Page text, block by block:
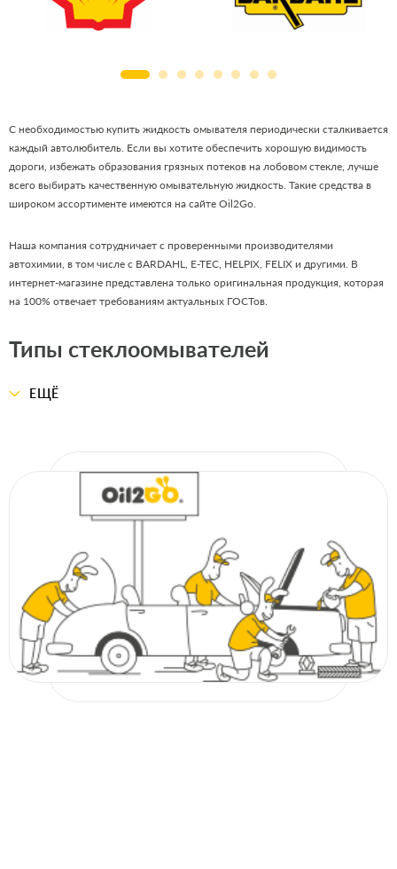
С необходимостью купить жидкость омывателя периодически сталкивается
каждый автолюбитель. Если вы хотите обеспечить хорошую видимость
дороги, избежать образования грязных потеков на лобовом стекле, лучше
всего выбирать качественную омывательную жидкость. Такие средства в
широком ассортименте имеются на сайте Oil2Go.
Наша компания сотрудничает с проверенными производителями
автохимии, в том числе с BARDAHL, E-TEC, HELPIX, FELIX и другими. В
интернет-магазине представлена только оригинальная продукция, которая
на 100% отвечает требованиям актуальных ГОСТов.
Типы стеклоомывателей
Просмотрите наш электронный каталог, чтобы купить подходящий
омыватель стекол авто. Есть продукция бельгийского, болгарского и
Oil2Go вы сможете найти омыватели стекла следующих видов:
Летние. Такая жидкость не оставляет разводов и фактически не
образует пену при использовании. При этом, в отличие от обычной
воды, она легко справится даже со сложными загрязнениями и не
оставит на форсунках стеклоомывателя соляных отложений. В основе
таких сервисных жидкостей этиловый спирт, который моментально
выветривается и не оставляет неприятного запаха.
Зимние. Про такой стеклоомыватель еще говорят «незамерзайка»
потому, что он может использоваться при минусовых температурах (от
ЕЩЁ